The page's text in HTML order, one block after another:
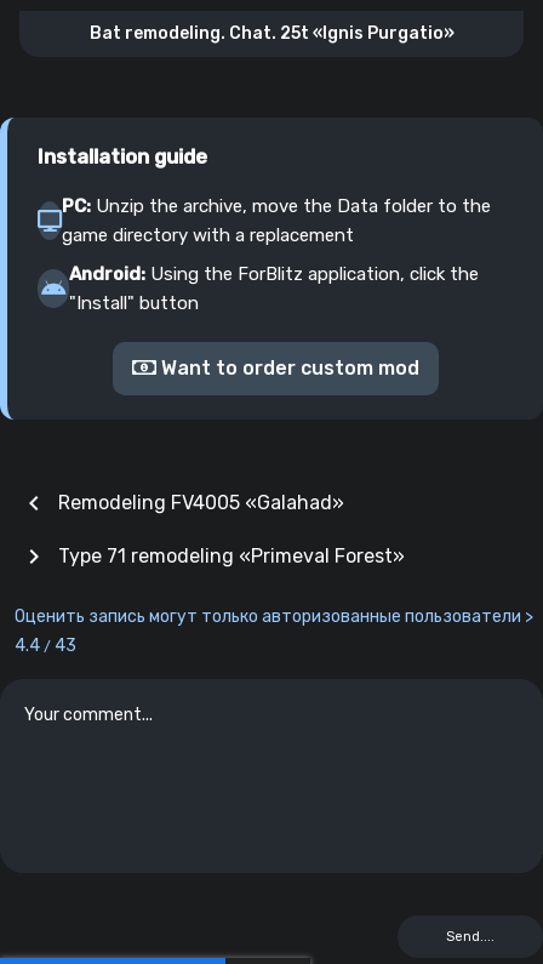
Bat remodeling. Chat. 25t «Ignis Purgatio»
Installation guide
PC: Unzip the archive, move the Data folder to the
game directory with a replacement
Android: Using the ForBlitz application, click the
"Install" button
Want to order custom mod
chevron_left Remodeling FV4005 «Galahad»
Type 71 remodeling «Primeval Forest»
chevron_right
Оценить запись могут только авторизованные пользователи >
4.4 / 43